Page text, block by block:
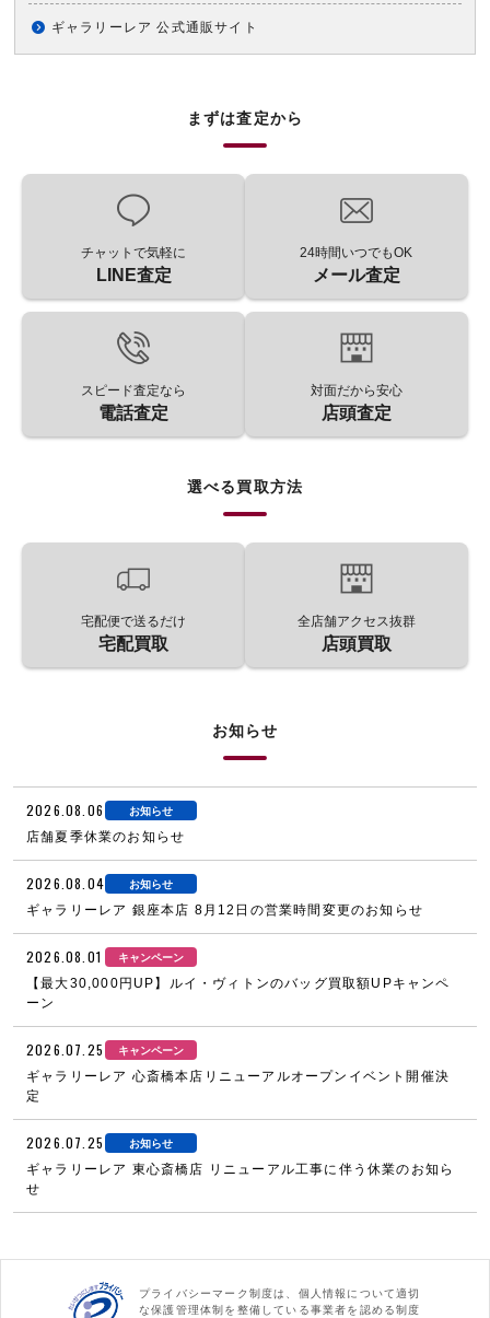
ギャラリーレア 公式通販サイト
まずは査定から
チャットで気軽に
LINE査定
24時間いつでもOK
メール査定
スピード査定なら
電話査定
対面だから安心
店頭査定
選べる買取方法
宅配便で送るだけ
宅配買取
全店舗アクセス抜群
店頭買取
お知らせ
2026.08.06 お知らせ
店舗夏季休業のお知らせ
2026.08.04 お知らせ
ギャラリーレア 銀座本店 8月12日の営業時間変更のお知らせ
2026.08.01 キャンペーン
【最大30,000円UP】ルイ・ヴィトンのバッグ買取額UPキャンペ
ーン
2026.07.25 キャンペーン
ギャラリーレア 心斎橋本店リニューアルオープンイベント開催決
定
2026.07.25 お知らせ
ギャラリーレア 東心斎橋店 リニューアル工事に伴う休業のお知ら
せ
プライバシーマーク制度は、個人情報について適切
な保護管理体制を整備している事業者を認める制度